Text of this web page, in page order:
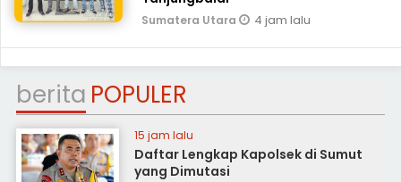
Sumatera Utara 4 jam lalu
berita POPULER
15 jam lalu
Daftar Lengkap Kapolsek di Sumut
yang Dimutasi